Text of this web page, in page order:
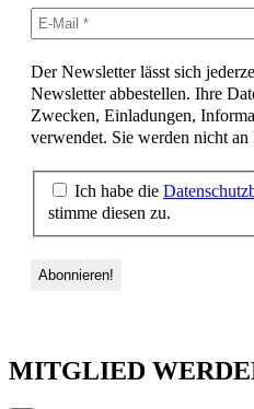
Der Newsletter lässt sich
Newsletter abbestellen. Ihre
Zwecken, Einladungen,
verwendet. Sie werden nicht
Ich habe die
stimme diesen zu.
MITGLIED